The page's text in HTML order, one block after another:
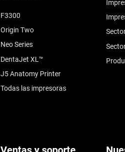
F3300
Origin Two
Neo Series
DentaJet XL™
J5 Anatomy Printer
Todas las impresoras